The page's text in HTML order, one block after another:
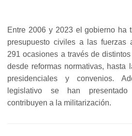
Entre 2006 y 2023 el gobierno ha
presupuesto civiles a las fuerzas
291 ocasiones a través de
desde reformas normativas, hasta
presidenciales y convenios.
legislativo se han
contribuyen a la militarización.